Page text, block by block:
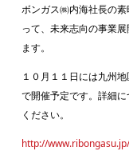
ボンガス㈱内海社長の
って、未来志向の事業
ます。
１０月１１日には九州
で開催予定です。詳細
ください。
http://